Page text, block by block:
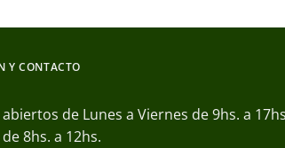
Y CONTACTO
de Lunes a Viernes de 9hs. a
8hs. a 12hs.